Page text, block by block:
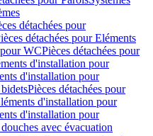
détachées pour
détachées pour Eléments
WCPièces détachées pour
d'installation pour
d'installation pour
Pièces détachées pour
d'installation pour
d'installation pour
avec évacuation